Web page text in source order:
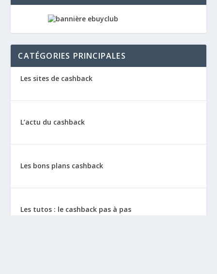
CATÉGORIES PRINCIPALES
Les sites de cashback
L’actu du cashback
Les bons plans cashback
Les tutos : le cashback pas à pas